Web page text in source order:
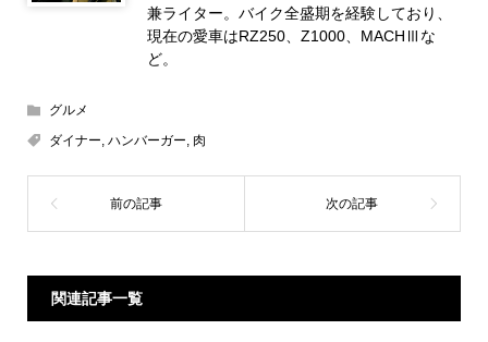
兼ライター。バイク全盛期を経験しており、
現在の愛車はRZ250、Z1000、MACHⅢな
ど。
グルメ
ダイナー, ハンバーガー, 肉
関連記事一覧